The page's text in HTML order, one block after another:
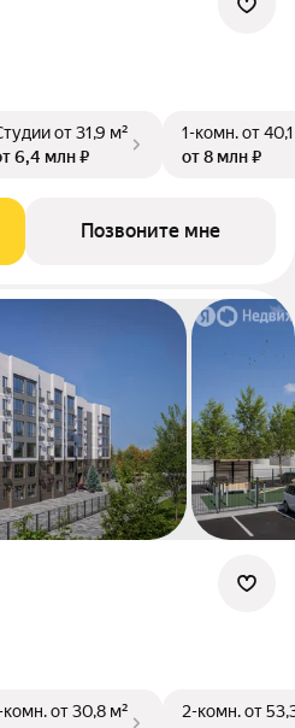
от 31,9 м²
6,4 млн ₽
1-комн.от
от 8 млн ₽
Позвоните мне
комн.от 30,8 м²
2-комн.от